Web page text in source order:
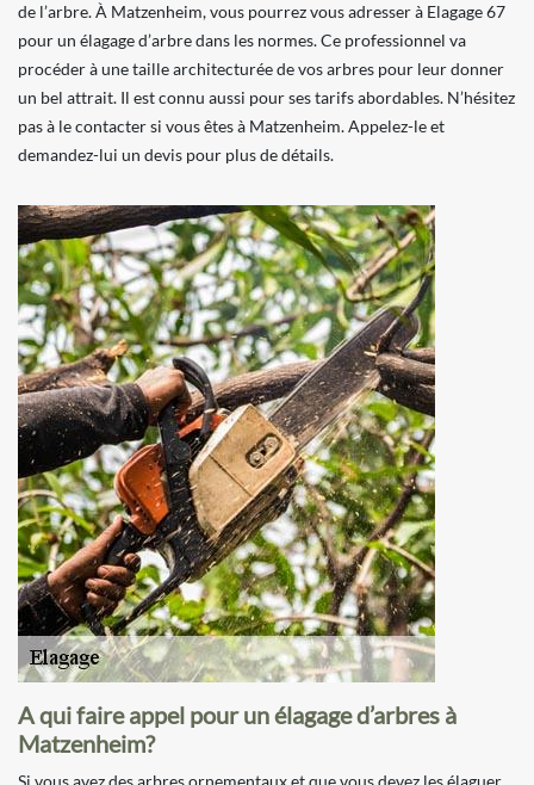
de l’arbre. À Matzenheim, vous pourrez vous adresser à Elagage 67
pour un élagage d’arbre dans les normes. Ce professionnel va
procéder à une taille architecturée de vos arbres pour leur donner
un bel attrait. Il est connu aussi pour ses tarifs abordables. N’hésitez
pas à le contacter si vous êtes à Matzenheim. Appelez-le et
demandez-lui un devis pour plus de détails.
A qui faire appel pour un élagage d’arbres à
Matzenheim?
Si vous avez des arbres ornementaux et que vous devez les élaguer,